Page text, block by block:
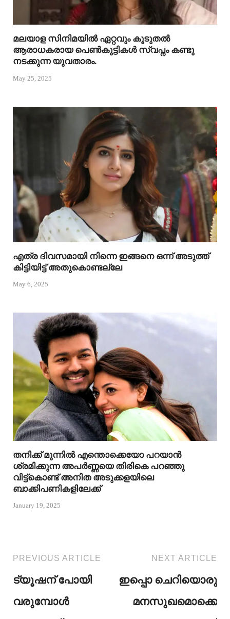
മലയാള സിനിമയിൽ ഏറ്റവും കൂടുതൽ
ആരാധകരായ പെൺകുട്ടികൾ സ്വപ്നം കണ്ടു
നടക്കുന്ന യുവതാരം.
May 25, 2025
എത്ര ദിവസമായി നിന്നെ ഇങ്ങനെ ഒന്ന് അടുത്ത്
കിട്ടിയിട്ട് അതുകൊണ്ടല്ലേ
May 6, 2025
തനിക്ക് മുന്നിൽ എന്തൊക്കെയോ പറയാൻ
ശ്രമിക്കുന്ന അപർണ്ണയെ തിരികെ പറഞ്ഞു
വിട്ട്കൊണ്ട് അനിത അടുക്കളയിലെ
ബാക്കിപണികളിലേക്ക്
January 19, 2025
PREVIOUS ARTICLE
ട്യൂഷന് പോയി
വരുമ്പോൾ
NEXT ARTICLE
ഇപ്പൊ ചെറിയൊരു
മനസുഖമൊക്കെ